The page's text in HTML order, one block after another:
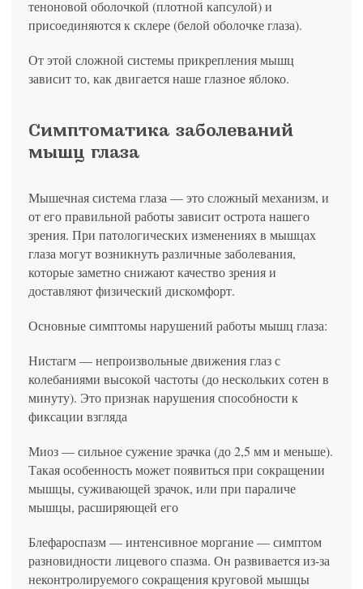
теноновой оболочкой (плотной капсулой) и
присоединяются к склере (белой оболочке глаза).
От этой сложной системы прикрепления мышц
зависит то, как двигается наше глазное яблоко.
Симптоматика заболеваний
мышц глаза
Мышечная система глаза — это сложный механизм, и
от его правильной работы зависит острота нашего
зрения. При патологических изменениях в мышцах
глаза могут возникнуть различные заболевания,
которые заметно снижают качество зрения и
доставляют физический дискомфорт.
Основные симптомы нарушений работы мышц глаза:
Нистагм — непроизвольные движения глаз с
колебаниями высокой частоты (до нескольких сотен в
минуту). Это признак нарушения способности к
фиксации взгляда
Миоз — сильное сужение зрачка (до 2,5 мм и меньше).
Такая особенность может появиться при сокращении
мышцы, суживающей зрачок, или при параличе
мышцы, расширяющей его
Блефароспазм — интенсивное моргание — симптом
разновидности лицевого спазма. Он развивается из-за
неконтролируемого сокращения круговой мышцы